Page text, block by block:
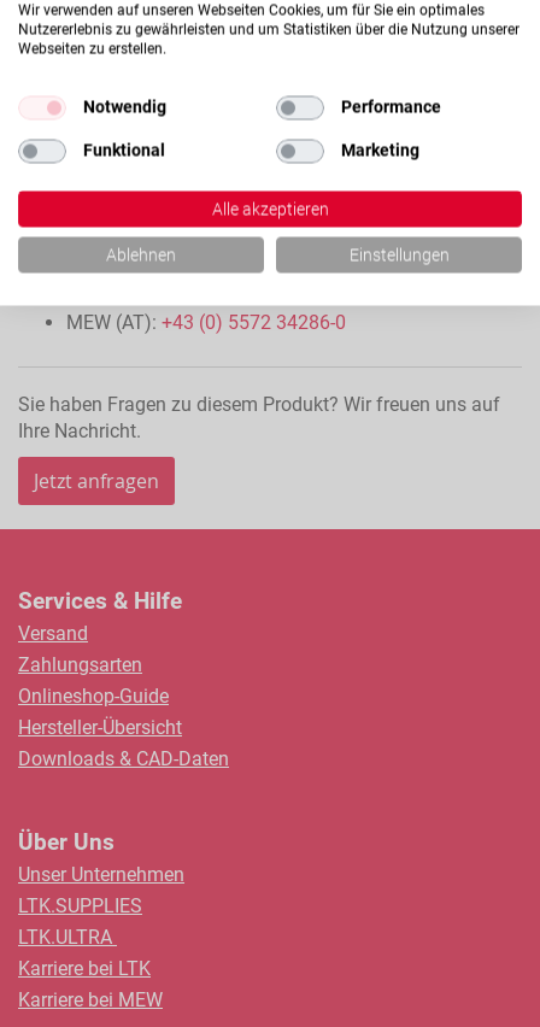
Für weitere Informationen kontaktieren Sie bitte unser
Vertriebsteam:
MEW (AT): +43 (0) 5572 34286-0
Sie haben Fragen zu diesem Produkt? Wir freuen uns auf
Ihre Nachricht.
Jetzt anfragen
Services & Hilfe
Versand
Zahlungsarten
Onlineshop-Guide
Hersteller-Übersicht
Downloads & CAD-Daten
Über Uns
Unser Unternehmen
LTK.SUPPLIES
LTK.ULTRA
Karriere bei LTK
Karriere bei MEW
Wir verwenden auf unseren Webseiten Cookies, um für Sie ein optimales
Nutzererlebnis zu gewährleisten und um Statistiken über die Nutzung unserer
Webseiten zu erstellen.
Notwendig Performance
Funktional Marketing
Alle akzeptieren
Ablehnen Einstellungen